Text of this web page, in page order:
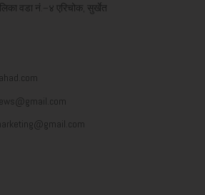
वडा नं.–४ एरिचोक, सुर्खेत